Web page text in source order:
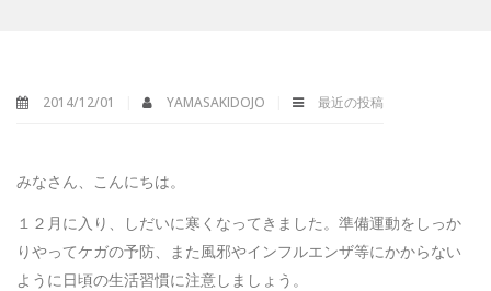
2014/12/01 YAMASAKIDOJO 最近の投稿
みなさん、こんにちは。
１２月に入り、しだいに寒くなってきました。準備運動をしっか
りやってケガの予防、また風邪やインフルエンザ等にかからない
ように日頃の生活習慣に注意しましょう。